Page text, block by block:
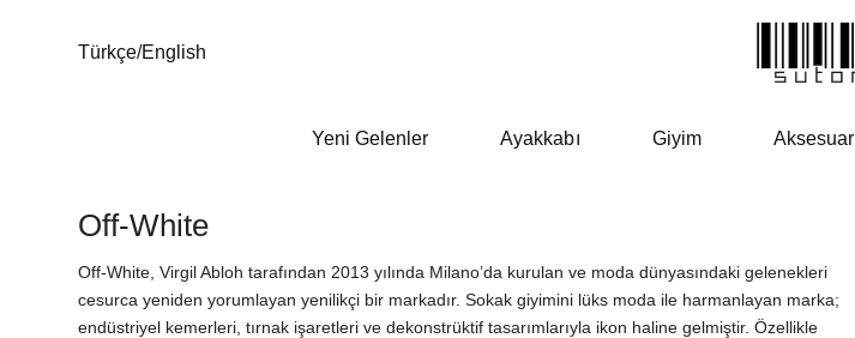
Türkçe/English
Yeni Gelenler Ayakkabı Giyim Aksesuar
Off-White
Off-White, Virgil Abloh tarafından 2013 yılında Milano’da kurulan ve moda dünyasındaki gelenekleri
cesurca yeniden yorumlayan yenilikçi bir markadır. Sokak giyimini lüks moda ile harmanlayan marka;
endüstriyel kemerleri, tırnak işaretleri ve dekonstrüktif tasarımlarıyla ikon haline gelmiştir. Özellikle